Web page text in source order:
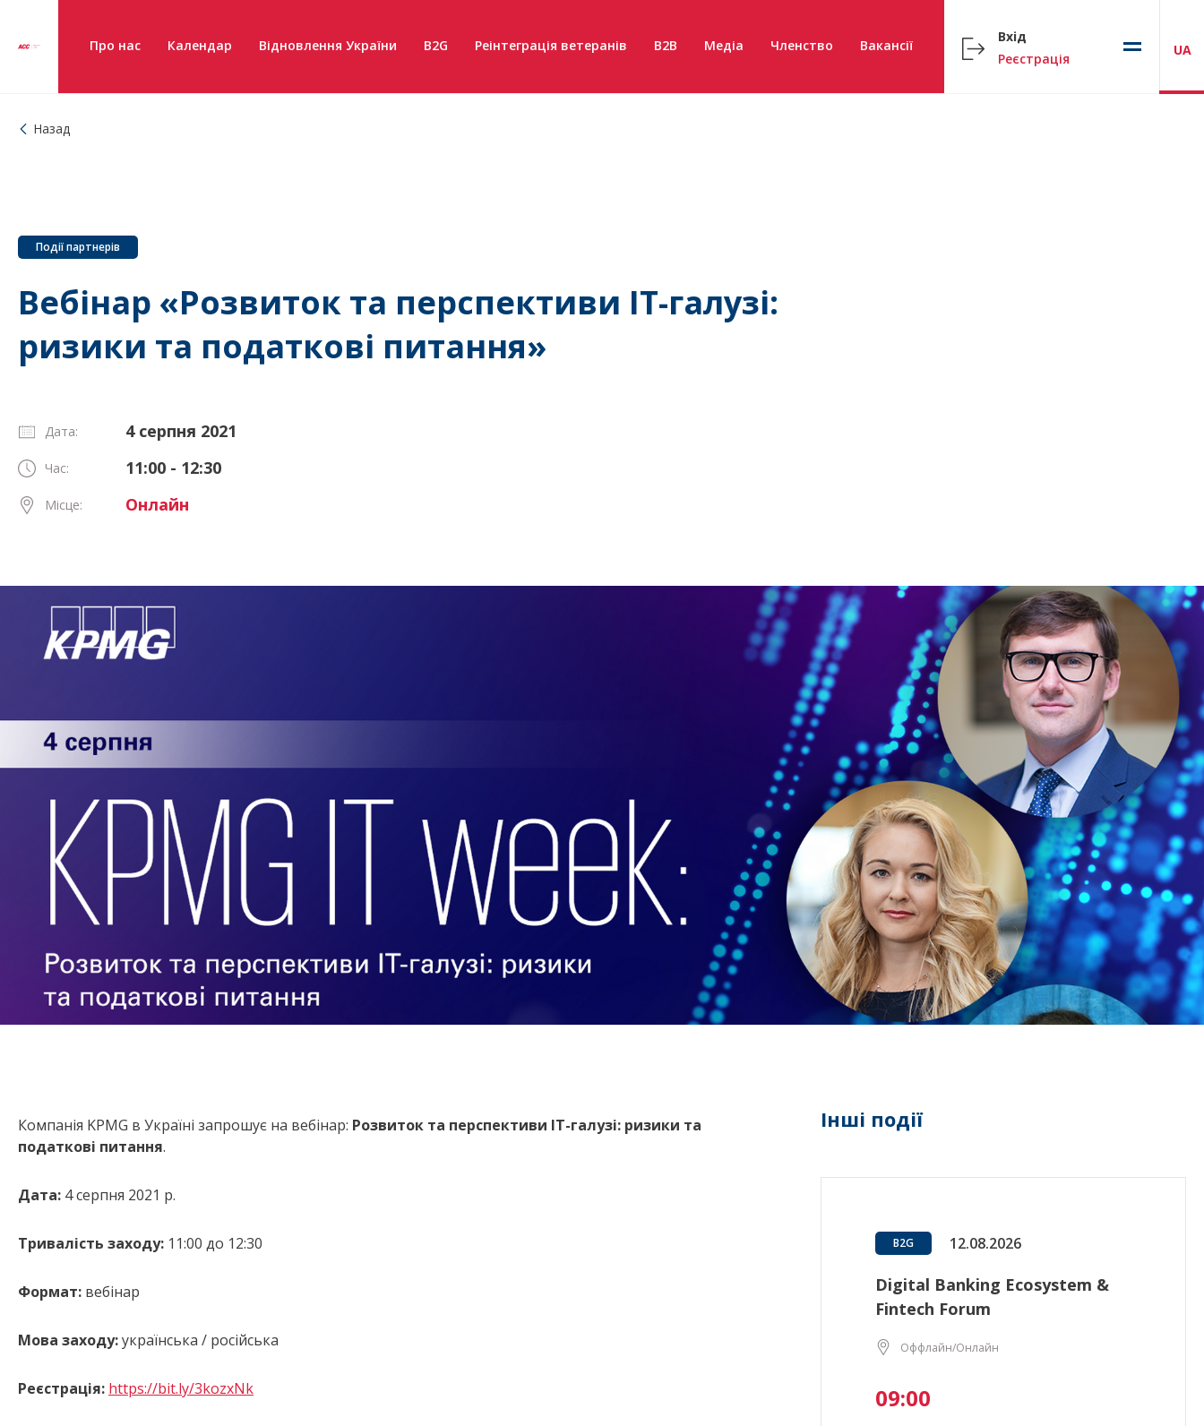
Про нас Календар Відновлення України B2G Реінтеграція ветеранів B2B Медіа Членство Вакансії
Вхід
Реєстрація
UA
Назад
Події партнерів
Вебінар «Розвиток та перспективи IT-галузі:
ризики та податкові питання»
Дата: 4 серпня 2021
Час: 11:00 - 12:30
Місце: Онлайн
Компанія KPMG в Україні запрошує на вебінар: Розвиток та перспективи IT-галузі: ризики та
податкові питання.
Дата: 4 серпня 2021 р.
Тривалість заходу: 11:00 до 12:30
Формат: вебінар
Мова заходу:українська / російська
Реєстрація: https://bit.ly/3kozxNk
Інші події
B2G 12.08.2026
Digital Banking Ecosystem &
Fintech Forum
Оффлайн/Онлайн
09:00